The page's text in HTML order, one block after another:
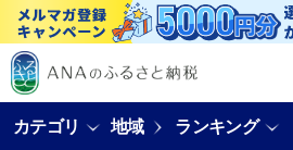
カテゴリ 地域 ランキング